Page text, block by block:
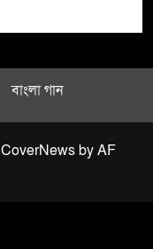
বাংলা গান
CoverNewsby AF